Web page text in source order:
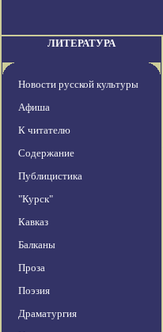
ЛИТЕРАТУРА
Новости русской культуры
Афиша
К читателю
Содержание
Публицистика
"Курск"
Кавказ
Балканы
Проза
Поэзия
Драматургия